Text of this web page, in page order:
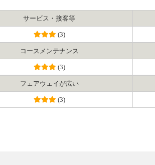
サービス・接客等
(3)
コース メンテナンス
(3)
フェアウェイ が広い
(3)